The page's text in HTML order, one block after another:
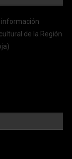
información
de la Región